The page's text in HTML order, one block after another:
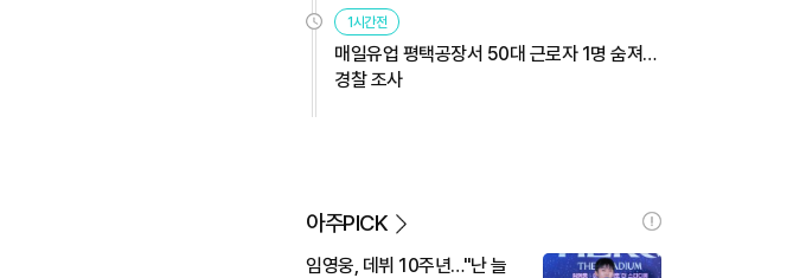
1시간전
매일유업 평택공장서 50대 근로자 1명 숨져…
경찰 조사
아주PICK
임영웅, 데뷔 10주년…"난 늘